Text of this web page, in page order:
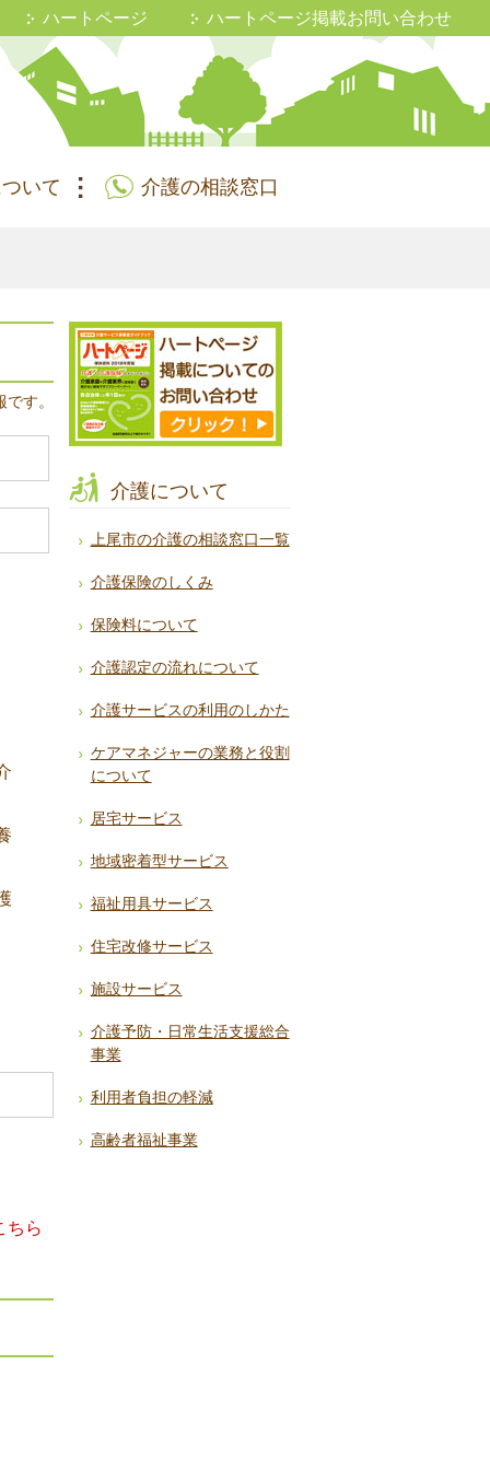
ハートページ ハートページ掲載お問い合わせ
いて 介護の相談窓口
す。
ちら
介護について
上尾市の介護の相談窓口一覧
介護保険のしくみ
保険料について
介護認定の流れについて
介護サービスの利用のしかた
ケアマネジャーの業務と役割
について
居宅サービス
地域密着型サービス
福祉用具サービス
住宅改修サービス
施設サービス
介護予防・日常生活支援総合
事業
利用者負担の軽減
高齢者福祉事業